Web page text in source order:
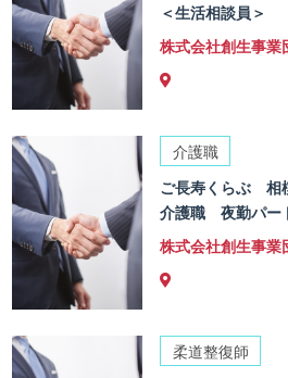
＜生活相談員＞
株式会社創生事業
介護職
ご長寿くらぶ 相
介護職 夜勤パー
株式会社創生事業
柔道整復師